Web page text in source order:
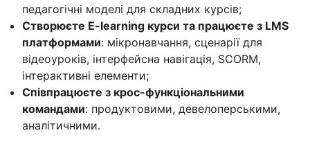
педагогічні моделі для складних курсів;
Створюєте E-learning курси та працюєте з LMS
платформами: мікронавчання, сценарії для
відеоуроків, інтерфейсна навігація, SCORM,
інтерактивні елементи;
Співпрацюєте з крос-функціональними
командами: продуктовими, девелоперськими,
аналітичними.